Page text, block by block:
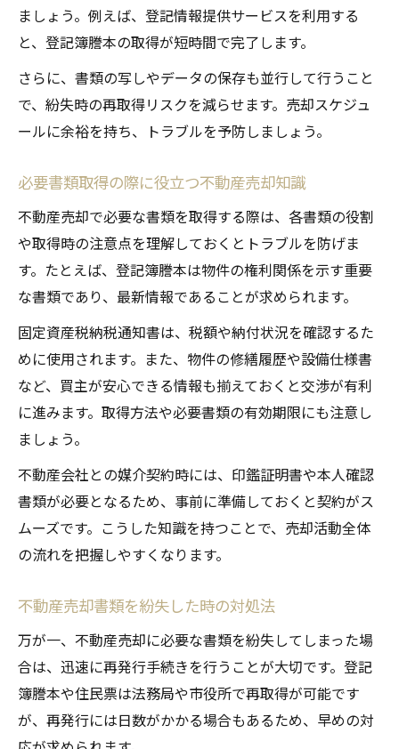
ましょう。例えば、登記情報提供サービスを利用する
と、登記簿謄本の取得が短時間で完了します。
さらに、書類の写しやデータの保存も並行して行うこと
で、紛失時の再取得リスクを減らせます。売却スケジュ
ールに余裕を持ち、トラブルを予防しましょう。
必要書類取得の際に役立つ不動産売却知識
不動産売却で必要な書類を取得する際は、各書類の役割
や取得時の注意点を理解しておくとトラブルを防げま
す。たとえば、登記簿謄本は物件の権利関係を示す重要
な書類であり、最新情報であることが求められます。
固定資産税納税通知書は、税額や納付状況を確認するた
めに使用されます。また、物件の修繕履歴や設備仕様書
など、買主が安心できる情報も揃えておくと交渉が有利
に進みます。取得方法や必要書類の有効期限にも注意し
ましょう。
不動産会社との媒介契約時には、印鑑証明書や本人確認
書類が必要となるため、事前に準備しておくと契約がス
ムーズです。こうした知識を持つことで、売却活動全体
の流れを把握しやすくなります。
不動産売却書類を紛失した時の対処法
万が一、不動産売却に必要な書類を紛失してしまった場
合は、迅速に再発行手続きを行うことが大切です。登記
簿謄本や住民票は法務局や市役所で再取得が可能です
が、再発行には日数がかかる場合もあるため、早めの対